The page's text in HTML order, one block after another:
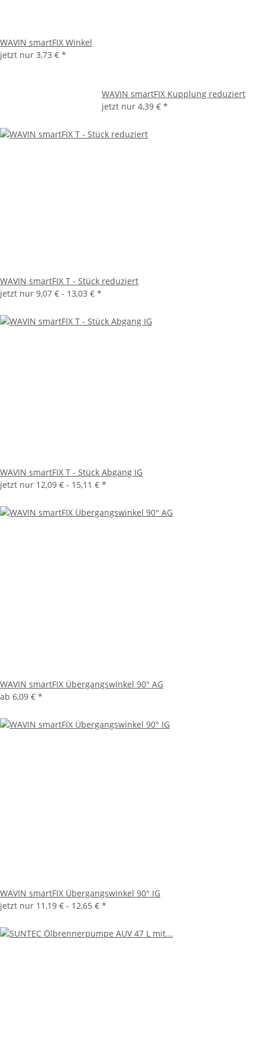
WAVIN smartFIX Winkel
jetzt nur 3,73 € *
WAVIN smartFIX Kupplung reduziert
jetzt nur 4,39 € *
WAVIN smartFIX T - Stück reduziert
jetzt nur 9,07 € - 13,03 € *
WAVIN smartFIX T - Stück Abgang IG
jetzt nur 12,09 € - 15,11 € *
WAVIN smartFIX Übergangswinkel 90° AG
ab 6,09 € *
WAVIN smartFIX Übergangswinkel 90° IG
jetzt nur 11,19 € - 12,65 € *